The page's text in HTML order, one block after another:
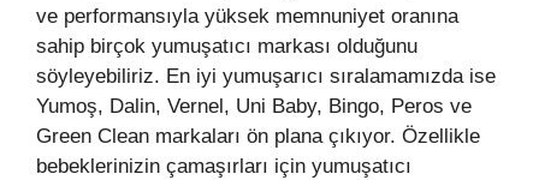
ve performansıyla yüksek memnuniyet oranına
sahip birçok yumuşatıcı markası olduğunu
söyleyebiliriz. En iyi yumuşarıcı sıralamamızda ise
Yumoş, Dalin, Vernel, Uni Baby, Bingo, Peros ve
Green Clean markaları ön plana çıkıyor. Özellikle
bebeklerinizin çamaşırları için yumuşatıcı